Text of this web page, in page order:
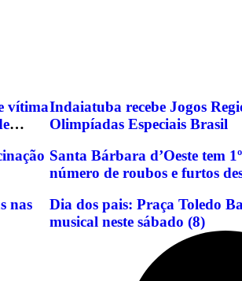
vítimaIndaiatuba recebe Jogos
Olimpíadas Especiais Brasil
Santa Bárbara d’Oeste tem
número de roubos e furtos
nas
Dia dos pais: Praça Toledo
musical neste sábado (8)